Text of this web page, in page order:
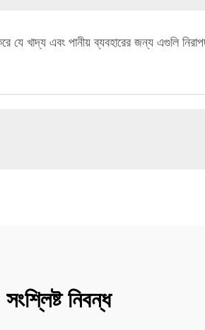
যে খাদ্য এবং পানীয় ব্যবহারের জন্য এগুলি
সংশ্লিষ্ট নিবন্ধ